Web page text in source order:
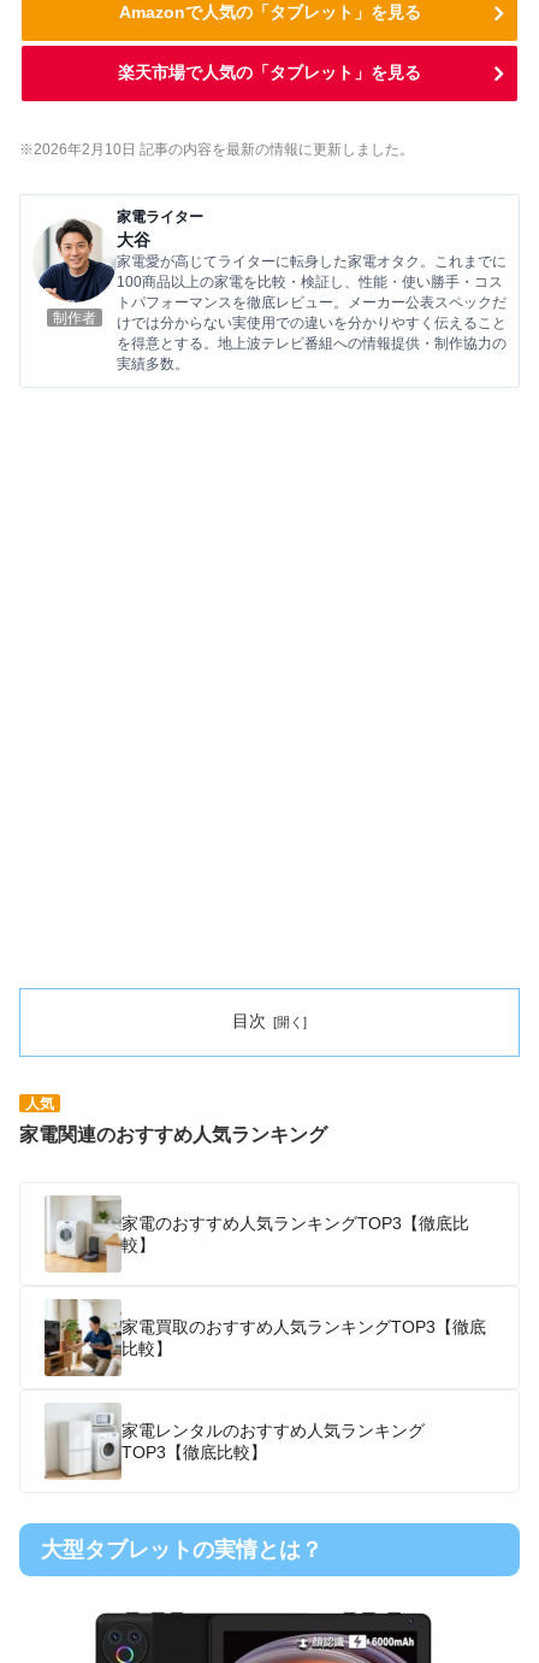
Amazonで人気の「タブレット」を見る
楽天市場で人気の「タブレット」を見る
※2026年2 月10日 記事の内容を最新の情報に更新しました。
制作者
家電ライター
大谷
家電愛が高じてライターに転身した家電オタク。これまでに
100商品以上の家電を比較・検証し、性能・使い勝手・コス
トパフォーマンスを徹底レビュー。メーカー公表スペックだ
けでは分からない実使用での違いを分かりやすく伝えること
を得意とする。地上波テレビ番組への情報提供・制作協力の
実績多数。
目次
人気
家電関連のおすすめ人気ランキング
家電のおすすめ人気ランキングTOP3【徹底比
較】
家電買取のおすすめ人気ランキングTOP3【徹底
比較】
家電レンタルのおすすめ人気ランキング
TOP3【徹底比較】
大型タブレットの実情とは？